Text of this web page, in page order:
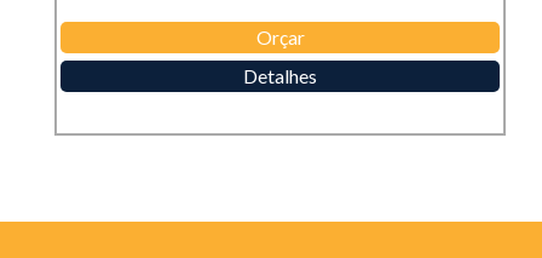
Orçar
Detalhes